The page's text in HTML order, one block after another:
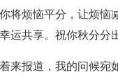
将烦恼平分，让烦
运共享。祝你秋分分
来报道，我的问候